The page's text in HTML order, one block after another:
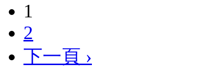
1
2
下一頁 ›